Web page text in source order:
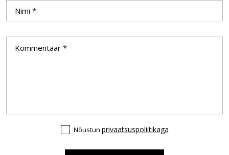
Nõustun privaatsuspoliitikaga